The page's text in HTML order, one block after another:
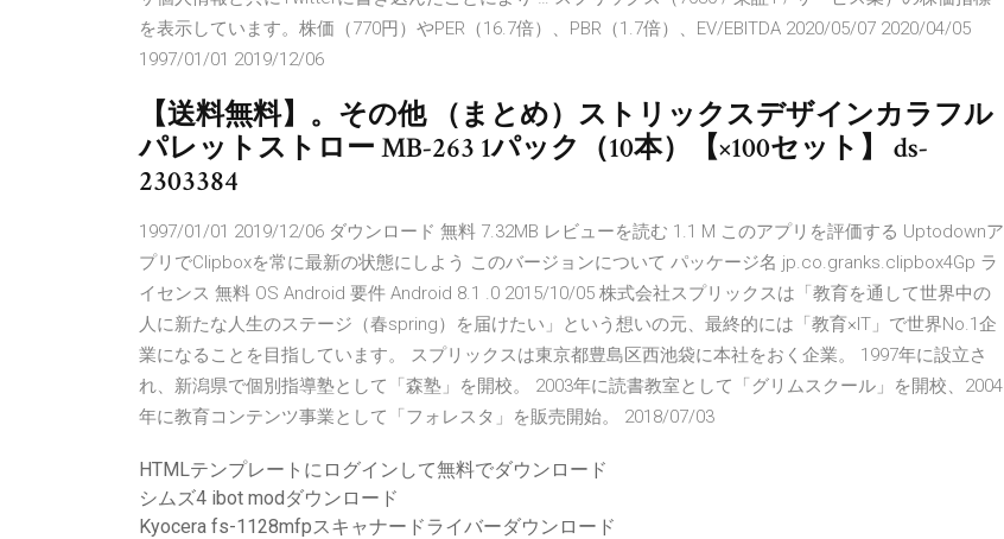
を表示しています。株価（770円）やPER（16.7倍）、PBR（1.7倍）、EV/EBITDA 2020/05/07 2020/04/05
1997/01/01 2019/12/06
【送料無料】。その他 （まとめ）ストリックスデザインカラフル
パレットストロー MB-263 1パック（10本）【×100セット】 ds-
2303384
1997/01/01 2019/12/06 ダウンロード 無料 7.32MB レビューを読む 1.1 M このアプリを評価する Uptodownア
プリでClipboxを常に最新の状態にしよう このバージョンについて パッケージ名 jp.co.granks.clipbox4Gp ラ
イセンス 無料 OS Android 要件 Android 8.1 .0 2015/10/05 株式会社スプリックスは「教育を通して世界中の
人に新たな人生のステージ（春spring）を届けたい」という想いの元、最終的には「教育×IT」で世界No.1企
業になることを目指しています。 スプリックスは東京都豊島区西池袋に本社をおく企業。 1997年に設立さ
れ、新潟県で個別指導塾として「森塾」を開校。 2003年に読書教室として「グリムスクール」を開校、2004
年に教育コンテンツ事業として「フォレスタ」を販売開始。 2018/07/03
HTMLテンプレートにログインして無料でダウンロード
シムズ4 ibot modダウンロード
Kyocera fs-1128mfpスキャナードライバーダウンロード